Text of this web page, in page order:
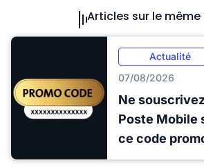
Articles sur le même
Actualité
07/08/2026
Ne
Poste Mobile
ce code